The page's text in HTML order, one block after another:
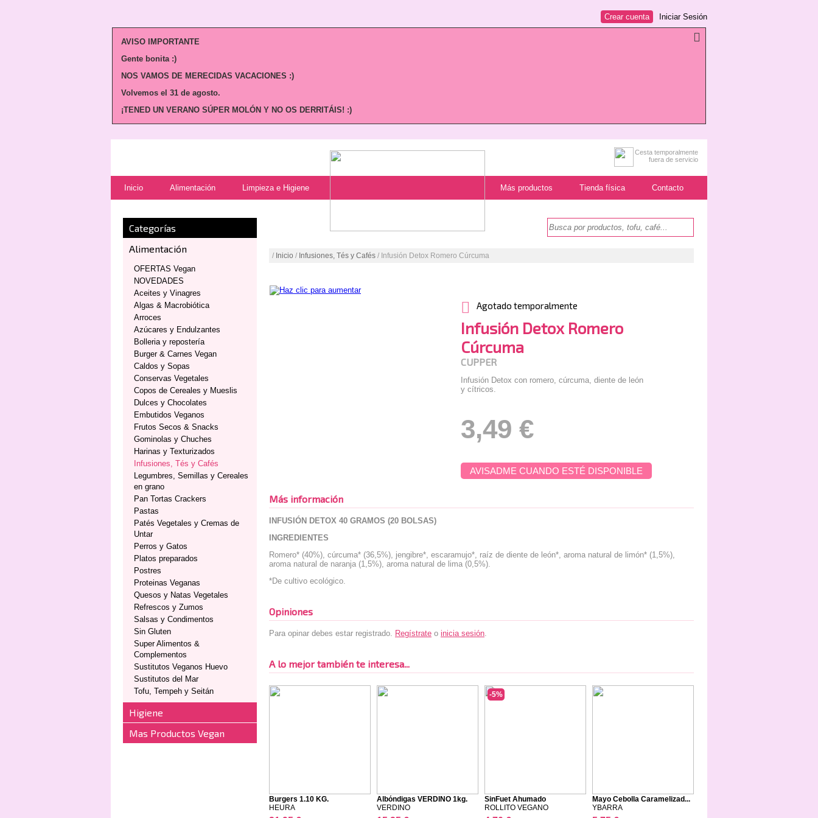
Iniciar Sesión
Crear cuenta
AVISO IMPORTANTE
Gente bonita :)
NOS VAMOS DE MERECIDAS VACACIONES :)
Volvemos el 31 de agosto.
¡TENED UN VERANO SÚPER MOLÓN Y NO OS DERRITÁIS! :)
Cesta temporalmente
fuera de servicio
Inicio Alimentación Limpieza e Higiene Más productos Tienda física Contacto
Categorías
Alimentación
OFERTAS Vegan
NOVEDADES
Aceites y Vinagres
Algas & Macrobiótica
Arroces
Azúcares y Endulzantes
Bolleria y repostería
Burger & Carnes Vegan
Caldos y Sopas
Conservas Vegetales
Copos de Cereales y Mueslis
Dulces y Chocolates
Embutidos Veganos
Frutos Secos & Snacks
Gominolas y Chuches
Harinas y Texturizados
Infusiones, Tés y Cafés
Legumbres, Semillas y Cereales
en grano
Pan Tortas Crackers
Pastas
Patés Vegetales y Cremas de
Untar
Perros y Gatos
Platos preparados
Postres
Proteinas Veganas
Quesos y Natas Vegetales
Refrescos y Zumos
Salsas y Condimentos
Sin Gluten
Super Alimentos &
Complementos
Sustitutos Veganos Huevo
Sustitutos del Mar
Tofu, Tempeh y Seitán
Higiene
Mas Productos Vegan
/ Inicio / Infusiones, Tés y Cafés / Infusión Detox Romero Cúrcuma
Agotado temporalmente
Infusión Detox Romero
Cúrcuma
CUPPER
Infusión Detox con romero, cúrcuma, diente de león
y cítricos.
3,49 €
AVISADME CUANDO ESTÉ DISPONIBLE
Más información
INFUSIÓN DETOX 40 GRAMOS (20 BOLSAS)
INGREDIENTES
Romero* (40%), cúrcuma* (36,5%), jengibre*, escaramujo*, raíz de diente de león*, aroma natural de limón* (1,5%),
aroma natural de naranja (1,5%), aroma natural de lima (0,5%).
*De cultivo ecológico.
Opiniones
Para opinar debes estar registrado. Regístrate o inicia sesión.
A lo mejor también te interesa...
Burgers 1.10 KG.
HEURA
Albóndigas VERDINO 1kg.
VERDINO
SinFuet Ahumado
ROLLITO VEGANO
-5%
Mayo Cebolla Caramelizad...
YBARRA